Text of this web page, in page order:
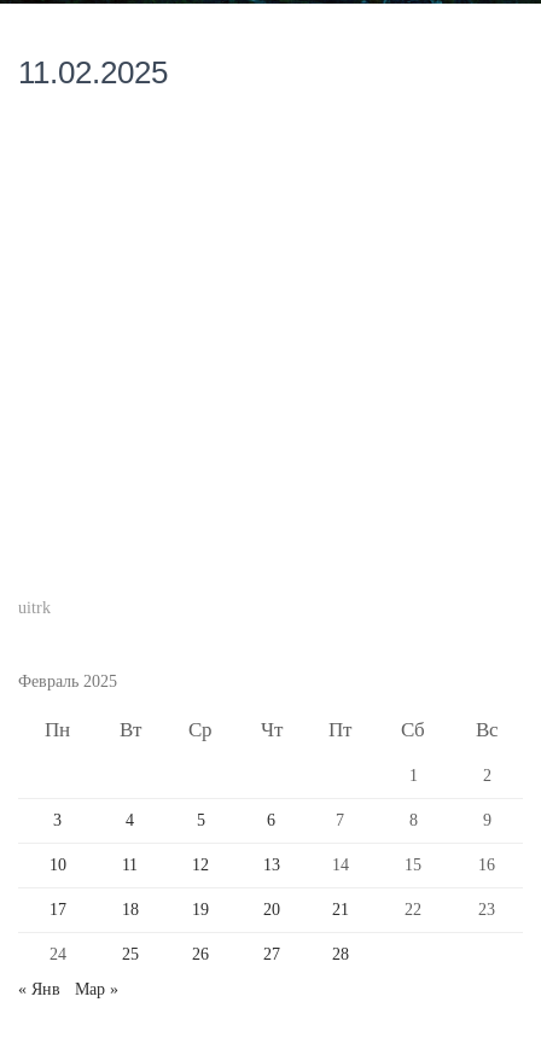
11.02.2025
uitrk
Февраль 2025
Пн Вт Ср Чт Пт Сб Вс
1 2
3 4 5 6 7 8 9
10 11 12 13 14 15 16
17 18 19 20 21 22 23
24 25 26 27
28
« Янв
Мар »